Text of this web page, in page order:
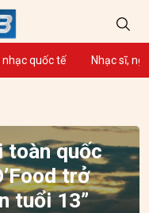
quốc tế Nhạc sĩ,
toàn quốc
trở
tuổi 13”